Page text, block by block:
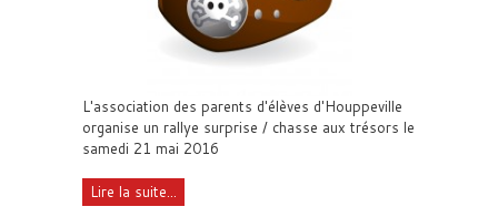
L'association des parents d'élèves d'Houppeville
organise un rallye surprise / chasse aux trésors le
samedi 21 mai 2016
Lire la suite...